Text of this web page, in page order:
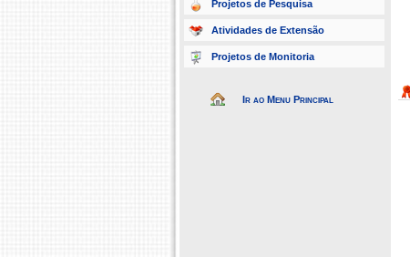
Projetos de Pesquisa
Atividades de Extensão
Projetos de Monitoria
Ir ao Menu Principal